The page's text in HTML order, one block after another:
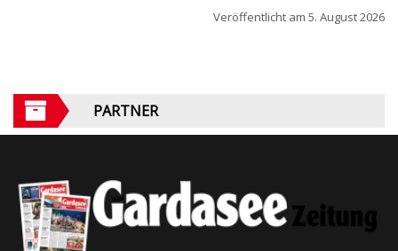
Veröffentlicht am 5. August 2026
PARTNER